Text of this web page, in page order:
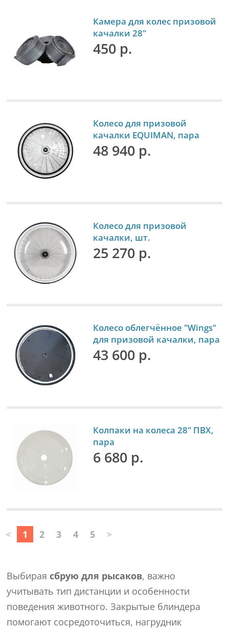
Камера для колес призовой
качалки 28"
450 р.
Колесо для призовой
качалки EQUIMAN, пара
48 940 р.
Колесо для призовой
качалки, шт.
25 270 р.
Колесо облегчённое "Wings"
для призовой качалки, пара
43 600 р.
Колпаки на колеса 28" ПВХ,
пара
6 680 р.
< 1 2 3 4 5 >
Выбирая сбрую для рысаков, важно
учитывать тип дистанции и особенности
поведения животного. Закрытые блиндера
помогают сосредоточиться, нагрудник